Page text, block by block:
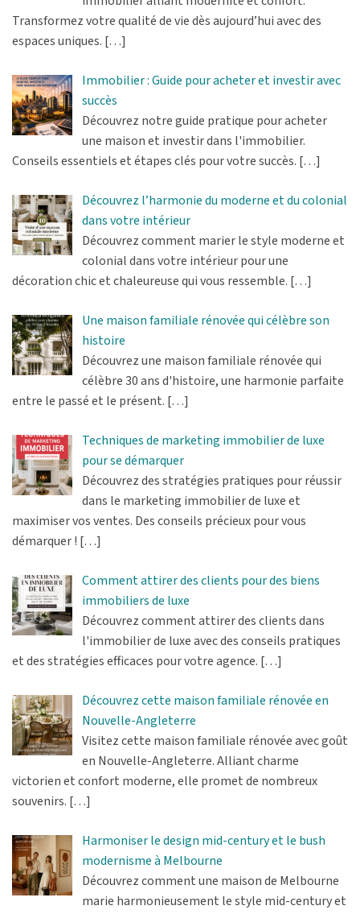
Transformez votre qualité de vie dès aujourd’hui avec des
espaces uniques. […]
Immobilier : Guide pour acheter et investir avec
succès
Découvrez notre guide pratique pour acheter
une maison et investir dans l'immobilier.
Conseils essentiels et étapes clés pour votre succès. […]
Découvrez l’harmonie du moderne et du colonial
dans votre intérieur
Découvrez comment marier le style moderne et
colonial dans votre intérieur pour une
décoration chic et chaleureuse qui vous ressemble. […]
Une maison familiale rénovée qui célèbre son
histoire
Découvrez une maison familiale rénovée qui
célèbre 30 ans d'histoire, une harmonie parfaite
entre le passé et le présent. […]
Techniques de marketing immobilier de luxe
pour se démarquer
Découvrez des stratégies pratiques pour réussir
dans le marketing immobilier de luxe et
maximiser vos ventes. Des conseils précieux pour vous
démarquer ! […]
Comment attirer des clients pour des biens
immobiliers de luxe
Découvrez comment attirer des clients dans
l'immobilier de luxe avec des conseils pratiques
et des stratégies efficaces pour votre agence. […]
Découvrez cette maison familiale rénovée en
Nouvelle-Angleterre
Visitez cette maison familiale rénovée avec goût
en Nouvelle-Angleterre. Alliant charme
victorien et confort moderne, elle promet de nombreux
souvenirs. […]
Harmoniser le design mid-century et le bush
modernisme à Melbourne
Découvrez comment une maison de Melbourne
marie harmonieusement le style mid-century et